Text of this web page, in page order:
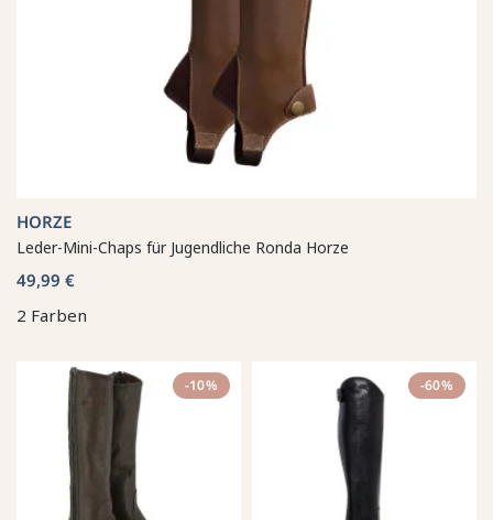
HORZE
Leder-Mini-Chaps für Jugendliche Ronda Horze
49,99 €
2 Farben
-10% -60%